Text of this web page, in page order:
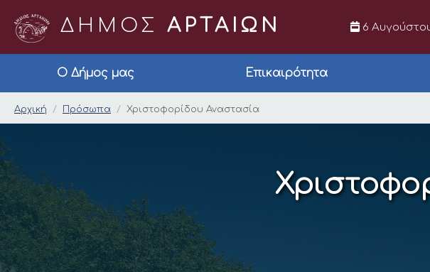
ΔΗΜΟΣ ΑΡΤΑΙΩΝ 6
Ο Δήμος μας Επικαιρότητα
Χριστοφορίδου Αναστασία
Αρχική Πρόσωπα Χριστοφορίδου Αναστασία